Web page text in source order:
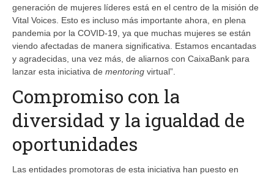
generación de mujeres líderes está en el centro de la misión de
Vital Voices. Esto es incluso más importante ahora, en plena
pandemia por la COVID-19, ya que muchas mujeres se están
viendo afectadas de manera significativa. Estamos encantadas
y agradecidas, una vez más, de aliarnos con CaixaBank para
lanzar esta iniciativa de mentoring virtual”.
Compromiso con la
diversidad y la igualdad de
oportunidades
Las entidades promotoras de esta iniciativa han puesto en